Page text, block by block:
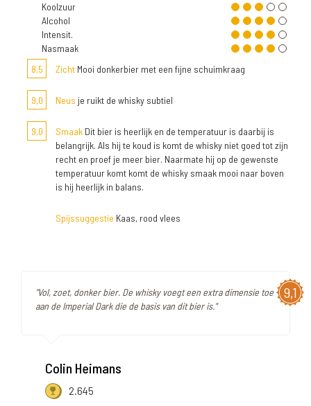
Koolzuur
Alcohol
Intensit.
Nasmaak
8,5
Zicht Mooi donkerbier met een fijne schuimkraag
9,0 Neus je ruikt de whisky subtiel
9,0 Smaak Dit bier is heerlijk en de temperatuur is daarbij is
belangrijk. Als hij te koud is komt de whisky niet goed tot zijn
recht en proef je meer bier. Naarmate hij op de gewenste
temperatuur komt komt de whisky smaak mooi naar boven
is hij heerlijk in balans.
Spijssuggestie Kaas, rood vlees
9,1
"Vol, zoet, donker bier. De whisky voegt een extra dimensie toe
aan de Imperial Dark die de basis van dit bier is."
Colin Heimans
2.645